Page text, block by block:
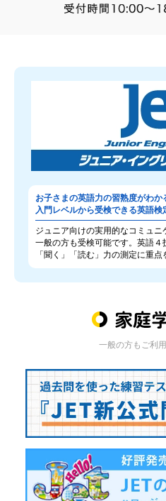
お子さまの英語力の習熟度がわか
入門レベルから受検できる英語検
ジュニア向けの実用的なコミュニ
一般の方も受検可能です。英語４
「聞く」「読む」力の測定に重点
一般の方もご利